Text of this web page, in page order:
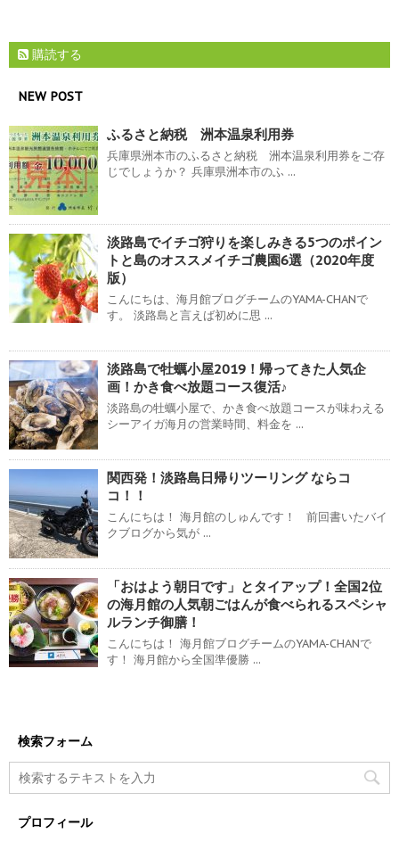
購読する
NEW POST
ふるさと納税 洲本温泉利用券
兵庫県洲本市のふるさと納税 洲本温泉利用券をご存
じでしょうか？ 兵庫県洲本市のふ ...
淡路島でイチゴ狩りを楽しみきる5つのポイン
トと島のオススメイチゴ農園6選（2020年度
版）
こんにちは、海月館ブログチームのYAMA-CHANで
す。 淡路島と言えば初めに思 ...
淡路島で牡蠣小屋2019！帰ってきた人気企
画！かき食べ放題コース復活♪
淡路島の牡蠣小屋で、かき食べ放題コースが味わえる
シーアイガ海月の営業時間、料金を ...
関西発！淡路島日帰りツーリング ならコ
コ！！
こんにちは！ 海月館のしゅんです！ 前回書いたバイ
クブログから気が ...
「おはよう朝日です」とタイアップ！全国2位
の海月館の人気朝ごはんが食べられるスペシャ
ルランチ御膳！
こんにちは！ 海月館ブログチームのYAMA-CHANで
す！ 海月館から全国準優勝 ...
検索フォーム
プロフィール